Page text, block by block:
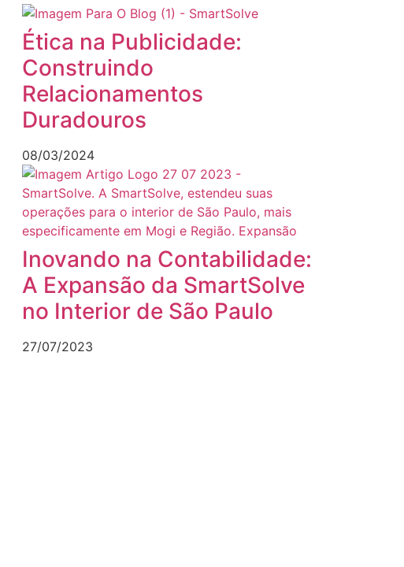
Ética na Publicidade:
Construindo
Relacionamentos
Duradouros
08/03/2024
Inovando na Contabilidade:
A Expansão da SmartSolve
no Interior de São Paulo
27/07/2023